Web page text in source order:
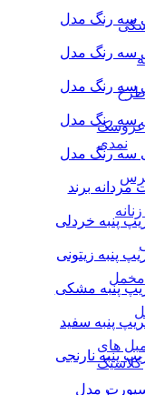
عروسک
نمدی
خرس
های
کلاسیک
پنبه خردلی
پنبه زیتونی
پنبه مشکی
پنبه سفید
پنبه نارنجی